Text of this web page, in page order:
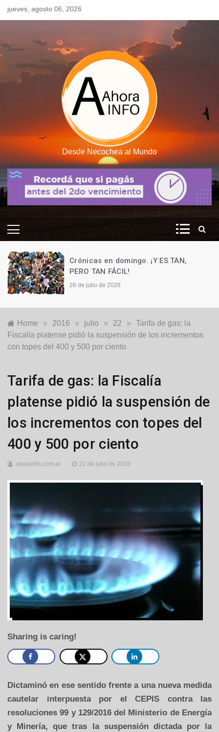
Skipjueves, agosto 06, 2026
Desde Necochea al Mundo
Crónicas en domingo. ¡Y ES TAN,
PERO TAN FÁCIL!
26 de julio de 2026
Home » 2016 » julio » 22 »
Tarifa de gas: la
Fiscalía platense pidió la suspensión de los incrementos
con topes del 400 y 500 por ciento
Justicia ,
Nacionales
Tarifa de gas: la Fiscalía
platense pidió la suspensión de
los incrementos con topes del
400 y 500 por ciento
ahorainfo.com.ar 22 de julio de 2016
Sharing is caring!
Dictaminó en ese sentido frente a una nueva medida
cautelar interpuesta por el CEPIS contra las
resoluciones 99 y 129/2016 del Ministerio de Energía
y Minería, que tras la suspensión dictada por la